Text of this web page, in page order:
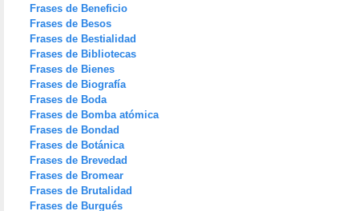
Frases de Beneficio
Frases de Besos
Frases de Bestialidad
Frases de Bibliotecas
Frases de Bienes
Frases de Biografía
Frases de Boda
Frases de Bomba atómica
Frases de Bondad
Frases de Botánica
Frases de Brevedad
Frases de Bromear
Frases de Brutalidad
Frases de Burgués